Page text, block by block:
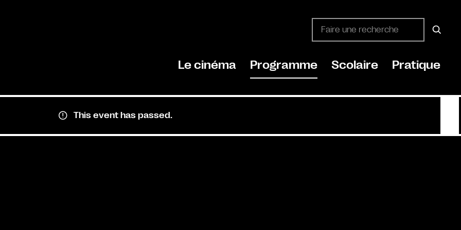
Le cinéma Programme Scolaire Pratique
This event has passed.